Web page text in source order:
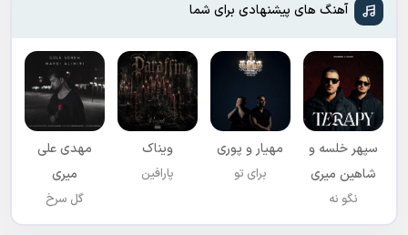
آهنگ های پیشنهادی برای شما
سپهر خلسه و
شاهین میری
نگو نه
مهیار و پوری
برای تو
ویناک
پارافین
مهدی علی
میری
گل سرخ